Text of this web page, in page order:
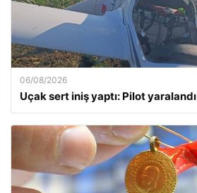
06/08/2026
Uçak sert iniş yaptı: Pilot yaralandı